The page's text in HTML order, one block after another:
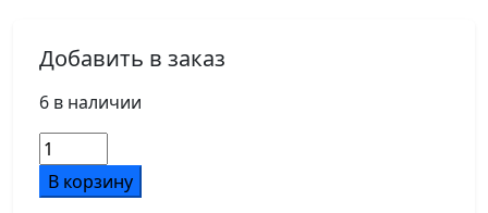
Добавить в заказ
6 в наличии
Количество
товара
Corner
В корзину